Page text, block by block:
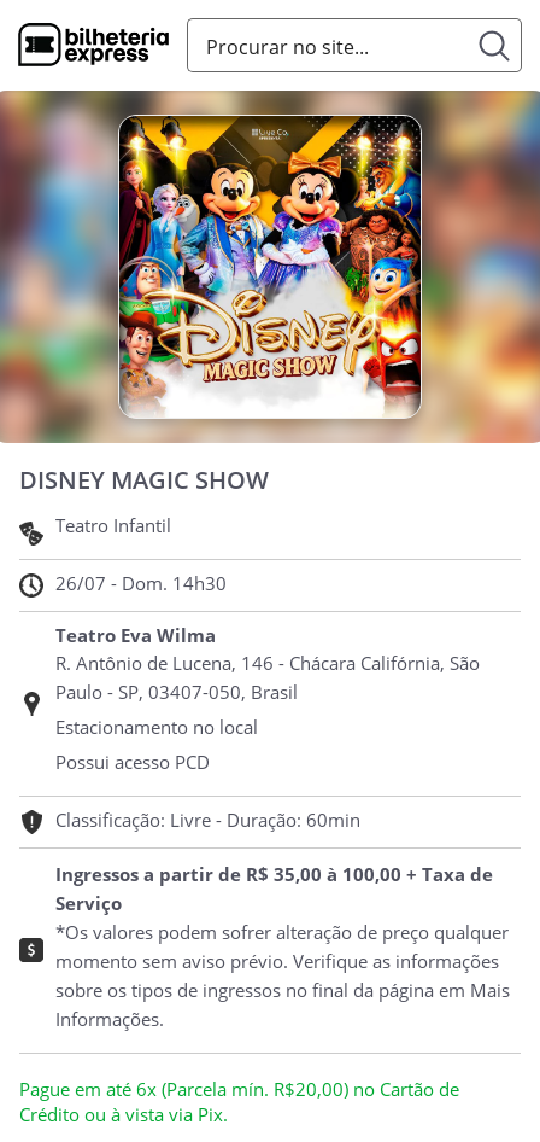
DISNEY MAGIC SHOW
Teatro Infantil
26/07 - Dom. 14h30
Teatro Eva Wilma
R. Antônio de Lucena, 146 - Chácara Califórnia, São
Paulo - SP, 03407-050, Brasil
Estacionamento no local
Possui acesso PCD
Classificação: Livre - Duração: 60min
Ingressos a partir de R$ 35,00 à 100,00 + Taxa de
Serviço
*Os valores podem sofrer alteração de preço qualquer
momento sem aviso prévio. Verifique as informações
sobre os tipos de ingressos no final da página em Mais
Informações.
Pague em até 6x (Parcela mín. R$20,00) no Cartão de
Crédito ou à vista via Pix.